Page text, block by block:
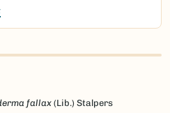
fallax (Lib.) Stalpers